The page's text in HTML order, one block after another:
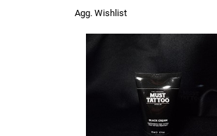
Agg. Wishlist